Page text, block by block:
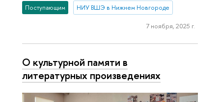
Поступающим НИУ ВШЭ в Нижнем Новгороде
7 ноября, 2025 г.
О культурной памяти в
литературных произведениях